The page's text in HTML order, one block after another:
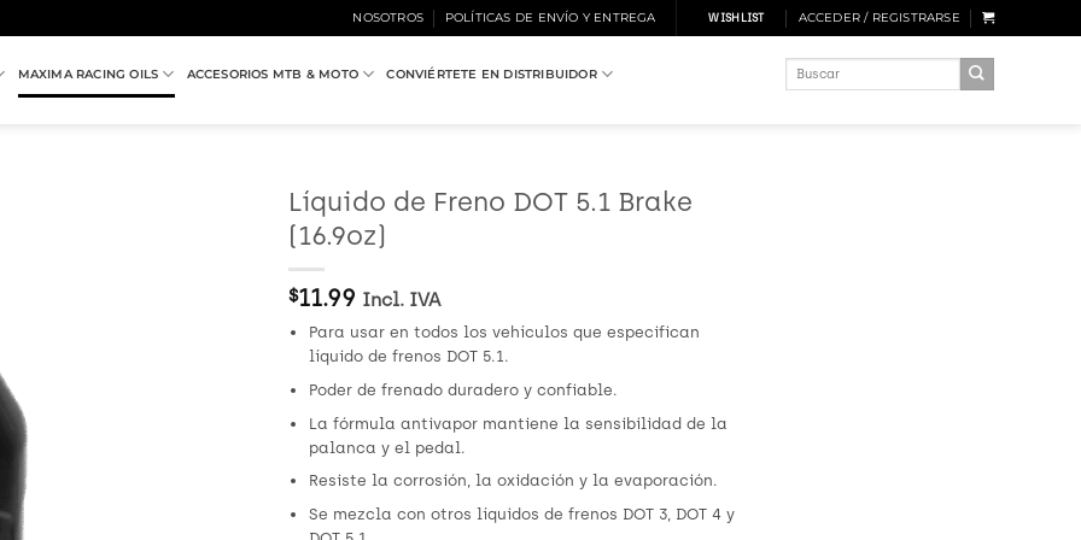
NOSOTROS POLÍTICAS DE ENVÍO Y ENTREGA WISHLIST ACCEDER / REGISTRARSE
MAXIMA RACING OILS ACCESORIOS MTB & MOTO CONVIÉRTETE EN DISTRIBUIDOR
Buscar
Líquido de Freno DOT 5.1 Brake
(16.9oz)
$11.99 Incl. IVA
Para usar en todos los vehículos que especifican
líquido de frenos DOT 5.1.
Poder de frenado duradero y confiable.
La fórmula antivapor mantiene la sensibilidad de la
palanca y el pedal.
Resiste la corrosión, la oxidación y la evaporación.
Se mezcla con otros líquidos de frenos DOT 3, DOT 4 y